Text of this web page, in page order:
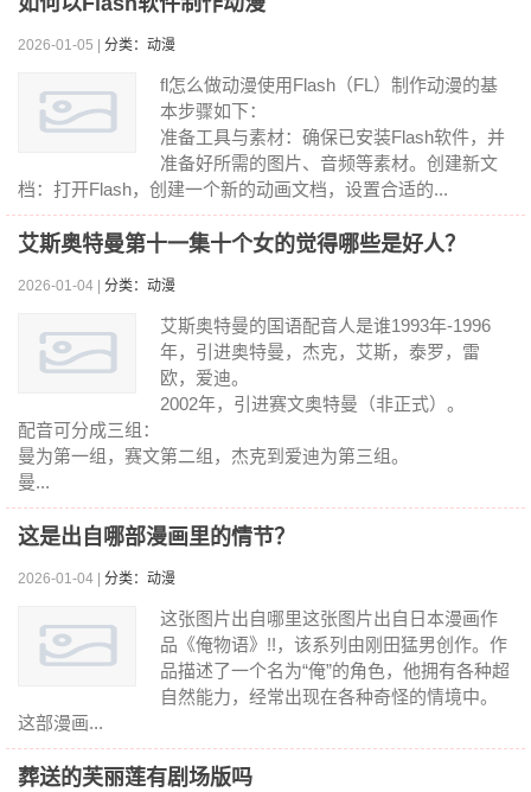
2026-01-05 | 分类：动漫
fl怎么做动漫使用Flash（FL）制作动漫的基
本步骤如下：
准备工具与素材：确保已安装Flash软件，并
准备好所需的图片、音频等素材。创建新文
档：打开Flash，创建一个新的动画文档，设置合适的...
艾斯奥特曼第十一集十个女的觉得哪些是好人？
2026-01-04 | 分类：动漫
艾斯奥特曼的国语配音人是谁1993年-1996
年，引进奥特曼，杰克，艾斯，泰罗，雷
欧，爱迪。
2002年，引进赛文奥特曼（非正式）。
配音可分成三组：
曼为第一组，赛文第二组，杰克到爱迪为第三组。
曼...
这是出自哪部漫画里的情节？
2026-01-04 | 分类：动漫
这张图片出自哪里这张图片出自日本漫画作
品《俺物语》!!，该系列由刚田猛男创作。作
品描述了一个名为“俺”的角色，他拥有各种超
自然能力，经常出现在各种奇怪的情境中。
这部漫画...
葬送的芙丽莲有剧场版吗